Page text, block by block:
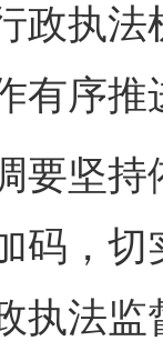
政执
有序推
坚持
码，
执法